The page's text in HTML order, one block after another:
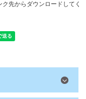
先からダウンロードしてく